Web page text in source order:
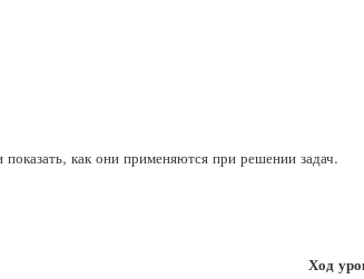
как они применяются при решении задач.
Ход